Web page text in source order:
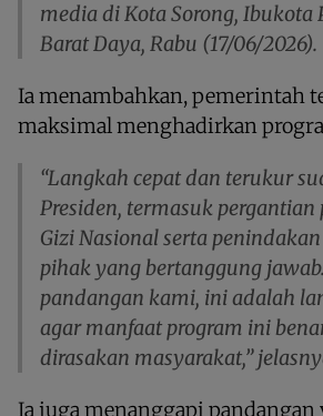
media di Kota Sorong, Ibukota
Barat Daya, Rabu (17/06/2026).
Ia menambahkan, pemerintah
maksimal menghadirkan
“Langkah cepat dan terukur
Presiden, termasuk
Gizi Nasional serta
pihak yang bertanggung
pandangan kami, ini adalah
agar manfaat program ini
dirasakan masyarakat,”
Ia juga menanggapi pandangan